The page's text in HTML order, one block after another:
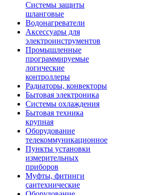
Системы защиты
шланговые
Водонагреватели
Аксессуары для
электроинструментов
Промышленные
программируемые
логические
контроллеры
Радиаторы, конвекторы
Бытовая электроника
Системы охлаждения
Бытовая техника
крупная
Оборудование
телекоммуникационное
Пункты установки
измерительных
приборов
Муфты, фитинги
сантехнические